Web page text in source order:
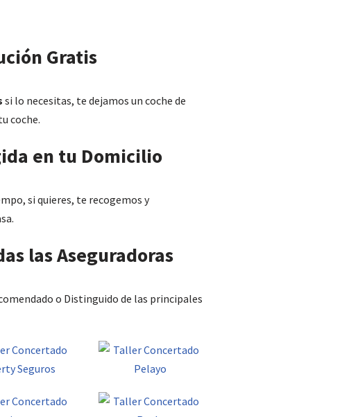
Gratis
si lo necesitas, te dejamos un coche de
coche.
en tu Domicilio
si quieres, te recogemos y
las Aseguradoras
o Distinguido de las principales